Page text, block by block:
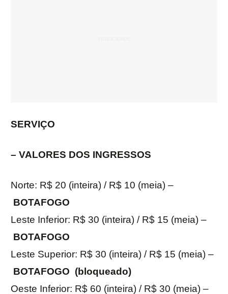
SERVIÇO
– VALORES DOS INGRESSOS
Norte: R$ 20 (inteira) / R$ 10 (meia) –
BOTAFOGO
Leste Inferior: R$ 30 (inteira) / R$ 15 (meia) –
BOTAFOGO
Leste Superior: R$ 30 (inteira) / R$ 15 (meia) –
BOTAFOGO (bloqueado)
Oeste Inferior: R$ 60 (inteira) / R$ 30 (meia) –